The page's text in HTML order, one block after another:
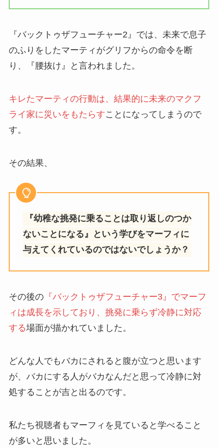
『バックトゥザフューチャー2』では、未来で息子
のふりをしたマーティがグリフからの命令を断
り、『腰抜け』と言われました。
キレたマーティの行動は、結果的に未来のマクフ
ライ家に災いをもたらすことになってしまうので
す。
その結果、
『幼稚な挑発に乗ることは取り返しのつか
ないことになる』という学びをマーフィに
与えてくれているのではないでしょうか？
その後の『バックトゥザフューチャー3』でマーフ
ィは成長を示しており、挑発に乗らず冷静に対応
する場面が描かれていました。
どんな人でもバカにされると腹が立つと思います
が、バカにする人がバカなんだと思って冷静に対
処することが吉と出るのです。
私たち視聴者もマーフィを見ていると学べること
が多いと思いました。